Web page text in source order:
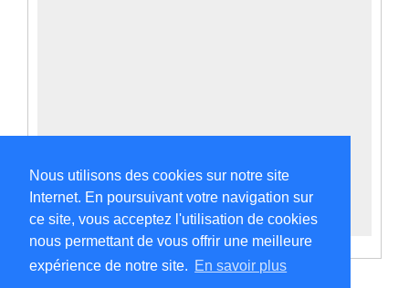
Nous utilisons des cookies sur notre site
Internet. En poursuivant votre navigation sur
ce site, vous acceptez l'utilisation de cookies
nous permettant de vous offrir une meilleure
expérience de notre site. En savoir plus